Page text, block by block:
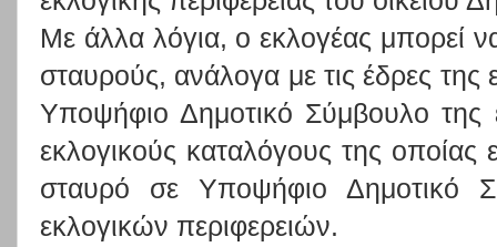
Με άλλα λόγια, ο εκλογέας μπορεί
σταυρούς, ανάλογα με τις έδρες της
Υποψήφιο Δημοτικό Σύμβουλο της
εκλογικούς καταλόγους της οποίας
σταυρό σε Υποψήφιο Δημοτικό
εκλογικών περιφερειών.